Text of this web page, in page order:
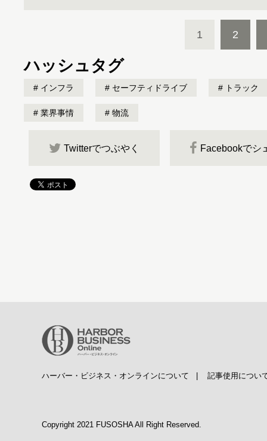
1 2
ハッシュタグ
インフラ セーフティドライブ トラック
業界事情 物流
Twitterでつぶやく Facebookでシ
ハーバー・ビジネス・オンラインについて 記事使用につい
Copyright 2021 FUSOSHA All Right Reserved.